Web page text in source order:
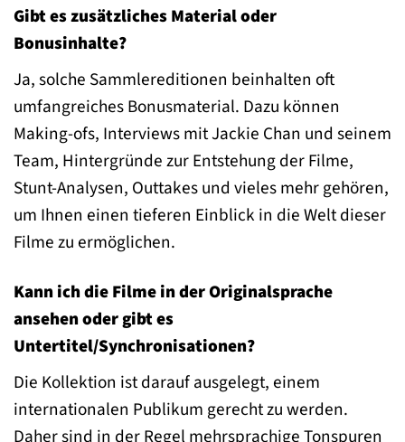
Gibt es zusätzliches Material oder
Bonusinhalte?
Ja, solche Sammlereditionen beinhalten oft
umfangreiches Bonusmaterial. Dazu können
Making-ofs, Interviews mit Jackie Chan und seinem
Team, Hintergründe zur Entstehung der Filme,
Stunt-Analysen, Outtakes und vieles mehr gehören,
um Ihnen einen tieferen Einblick in die Welt dieser
Filme zu ermöglichen.
Kann ich die Filme in der Originalsprache
ansehen oder gibt es
Untertitel/Synchronisationen?
Die Kollektion ist darauf ausgelegt, einem
internationalen Publikum gerecht zu werden.
Daher sind in der Regel mehrsprachige Tonspuren